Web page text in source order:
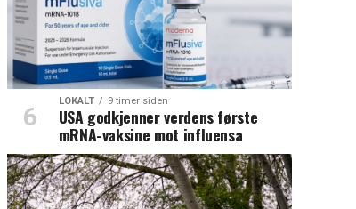
LOKALT 9 timer siden
USA godkjenner verdens første
mRNA-vaksine mot influensa